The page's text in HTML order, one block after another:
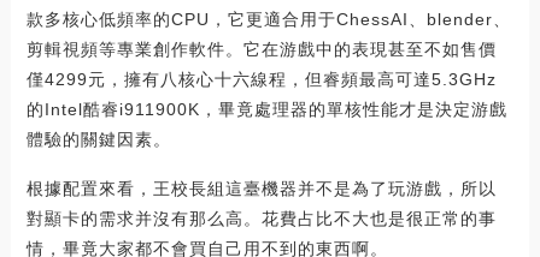
款多核心低頻率的CPU，它更適合用于ChessAI、blender、
剪輯視頻等專業創作軟件。它在游戲中的表現甚至不如售價
僅4299元，擁有八核心十六線程，但睿頻最高可達5.3GHz
的Intel酷睿i911900K，畢竟處理器的單核性能才是決定游戲
體驗的關鍵因素。
根據配置來看，王校長組這臺機器并不是為了玩游戲，所以
對顯卡的需求并沒有那么高。花費占比不大也是很正常的事
情，畢竟大家都不會買自己用不到的東西啊。